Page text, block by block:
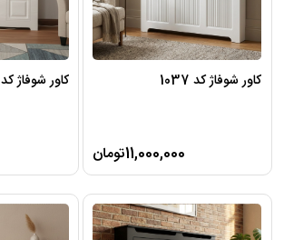
کاور شوفاژ کد 1037
11,000,000تومان
کاور شوفاژ کد 1105